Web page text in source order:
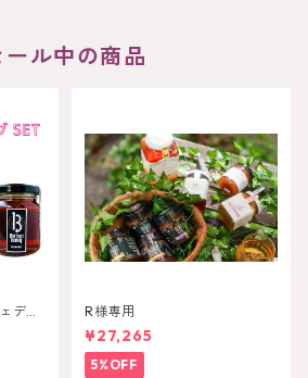
ール中の商品
ディ
R様専用
¥27,265
5%OFF